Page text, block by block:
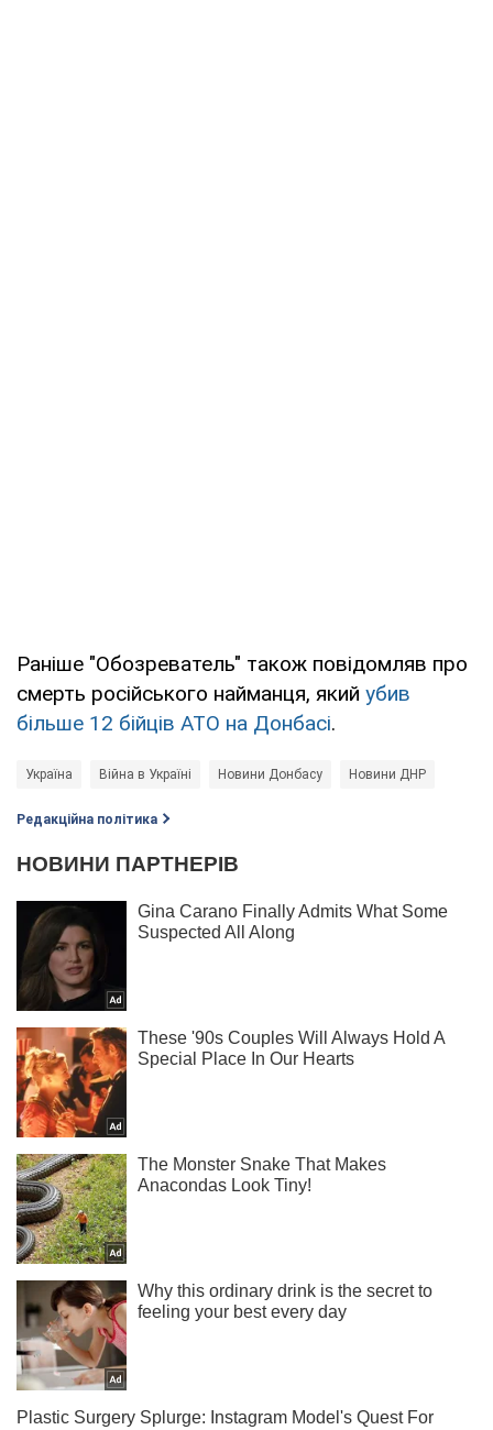
Раніше "Обозреватель" також повідомляв про
смерть російського найманця, який убив
більше 12 бійців АТО на Донбасі.
Україна Війна в Україні Новини Донбасу Новини ДНР
Редакційна політика